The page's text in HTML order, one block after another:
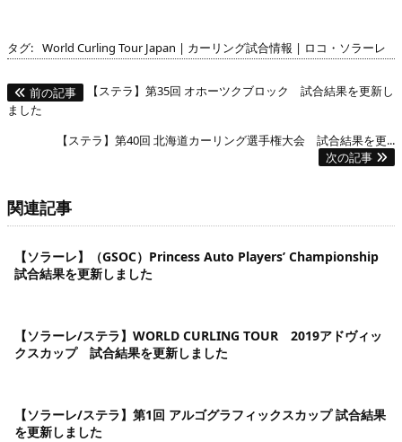
タグ: World Curling Tour Japan | カーリング試合情報 | ロコ・ソラーレ
前の記事
【ステラ】第35回 オホーツクブロック 試合結果を更新し
ました
【ステラ】第40回 北海道カーリング選手権大会 試合結果を更...
次の記事
関連記事
【ソラーレ】（GSOC）Princess Auto Players’ Championship
試合結果を更新しました
【ソラーレ/ステラ】WORLD CURLING TOUR 2019アドヴィッ
クスカップ 試合結果を更新しました
【ソラーレ/ステラ】第1回 アルゴグラフィックスカップ 試合結果
を更新しました